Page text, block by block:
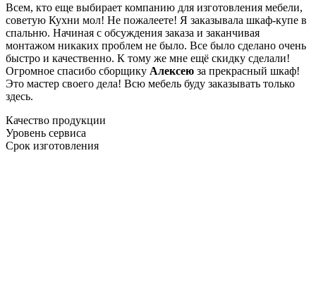
Всем, кто еще выбирает компанию для изготовления мебели,
советую Кухни мол! Не пожалеете! Я заказывала шкаф-купе в
спальню. Начиная с обсуждения заказа и заканчивая
монтажом никаких проблем не было. Все было сделано очень
быстро и качественно. К тому же мне ещё скидку сделали!
Огромное спасибо сборщику Алексею за прекрасный шкаф!
Это мастер своего дела! Всю мебель буду заказывать только
здесь.
Качество продукции
Уровень сервиса
Срок изготовления